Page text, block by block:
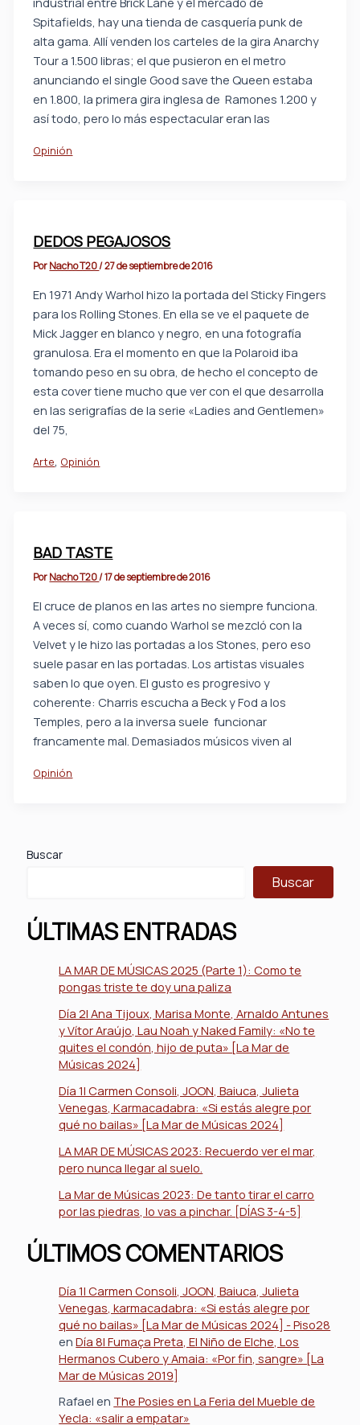
Spitafields, hay una tienda de casquería punk de
alta gama. Allí venden los carteles de la gira Anarchy
Tour a 1.500 libras; el que pusieron en el metro
anunciando el single Good save the Queen estaba
en 1.800, la primera gira inglesa de Ramones 1.200 y
así todo, pero lo más espectacular eran las
Opinión
DEDOS PEGAJOSOS
PorNacho T20/27 de septiembre de 2016
En 1971 Andy Warhol hizo la portada del Sticky Fingers
para los Rolling Stones. En ella se ve el paquete de
Mick Jagger en blanco y negro, en una fotografía
granulosa. Era el momento en que la Polaroid iba
tomando peso en su obra, de hecho el concepto de
esta cover tiene mucho que ver con el que desarrolla
en las serigrafías de la serie «Ladies and Gentlemen»
del 75,
Arte, Opinión
BAD TASTE
PorNacho T20/17 de septiembre de 2016
El cruce de planos en las artes no siempre funciona.
A veces sí, como cuando Warhol se mezcló con la
Velvet y le hizo las portadas a los Stones, pero eso
suele pasar en las portadas. Los artistas visuales
saben lo que oyen. El gusto es progresivo y
coherente: Charris escucha a Beck y Fod a los
Temples, pero a la inversa suele funcionar
francamente mal. Demasiados músicos viven al
Opinión
Buscar
Buscar
ÚLTIMAS ENTRADAS
LA MAR DE MÚSICAS 2025 (Parte 1): Como te
pongas triste te doy una paliza
Día 2| Ana Tijoux, Marisa Monte, Arnaldo Antunes
y Vítor Araújo, Lau Noah y Naked Family: «No te
quites el condón, hijo de puta» [La Mar de
Músicas 2024]
Día 1| Carmen Consoli, JOON, Baiuca, Julieta
Venegas, Karmacadabra: «Si estás alegre por
qué no bailas» [La Mar de Músicas 2024]
LA MAR DE MÚSICAS 2023: Recuerdo ver el mar,
pero nunca llegar al suelo.
La Mar de Músicas 2023: De tanto tirar el carro
por las piedras, lo vas a pinchar. [DÍAS 3-4-5]
ÚLTIMOS COMENTARIOS
Día 1| Carmen Consoli, JOON, Baiuca, Julieta
Venegas, karmacadabra: «Si estás alegre por
qué no bailas» [La Mar de Músicas 2024] - Piso28
enDía 8| Fumaça Preta, El Niño de Elche, Los
Hermanos Cubero y Amaia: «Por fin, sangre» [La
Mar de Músicas 2019]
Rafael en The Posies en La Feria del Mueble de
Yecla: «salir a empatar»